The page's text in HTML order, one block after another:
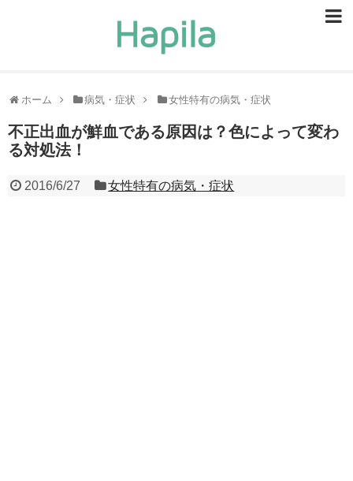
ホーム 病気・症状 女性特有の病気・症状
不正出血が鮮血である原因は？色によって変わ
る対処法！
2016/6/27 女性特有の病気・症状
ヘアケア
ヘルスケア
食事・食べ物